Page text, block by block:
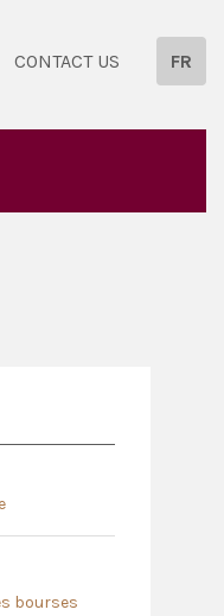
CONTACT US FR
bourses